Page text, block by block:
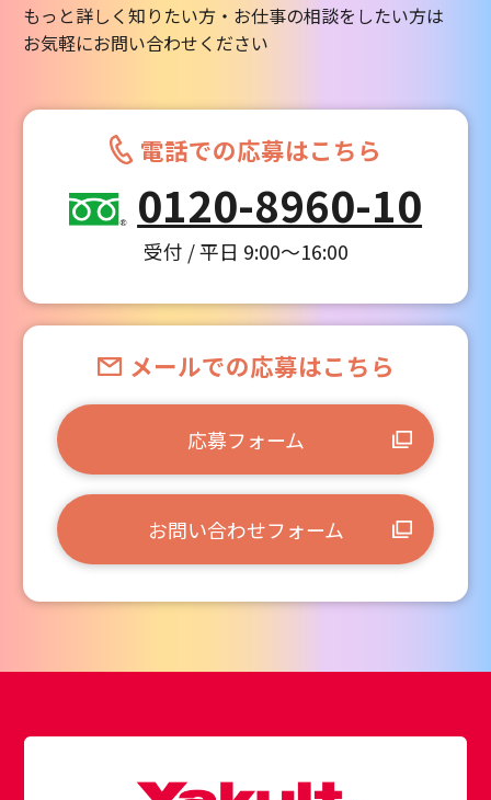
もっと詳しく知りたい方・お仕事の相談をしたい方は
お気軽にお問い合わせください
電話での応募はこちら
0120-8960-10
受付 / 平日 9:00～16:00
メールでの応募はこちら
応募フォーム
お問い合わせフォーム